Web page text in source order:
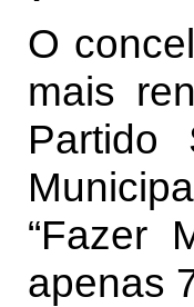
O
mais
Partido
“Fazer
apenas